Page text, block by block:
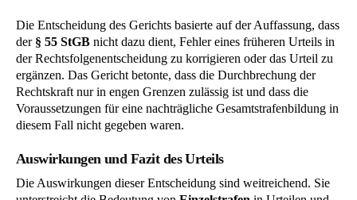
Die Entscheidung des Gerichts basierte auf der Auffassung, dass
der § 55 StGB nicht dazu dient, Fehler eines früheren Urteils in
der Rechtsfolgenentscheidung zu korrigieren oder das Urteil zu
ergänzen. Das Gericht betonte, dass die Durchbrechung der
Rechtskraft nur in engen Grenzen zulässig ist und dass die
Voraussetzungen für eine nachträgliche Gesamtstrafenbildung in
diesem Fall nicht gegeben waren.
Auswirkungen und Fazit des Urteils
Die Auswirkungen dieser Entscheidung sind weitreichend. Sie